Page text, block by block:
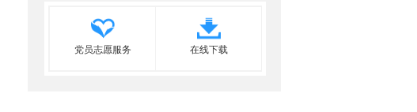
党员志愿服务 在线下载